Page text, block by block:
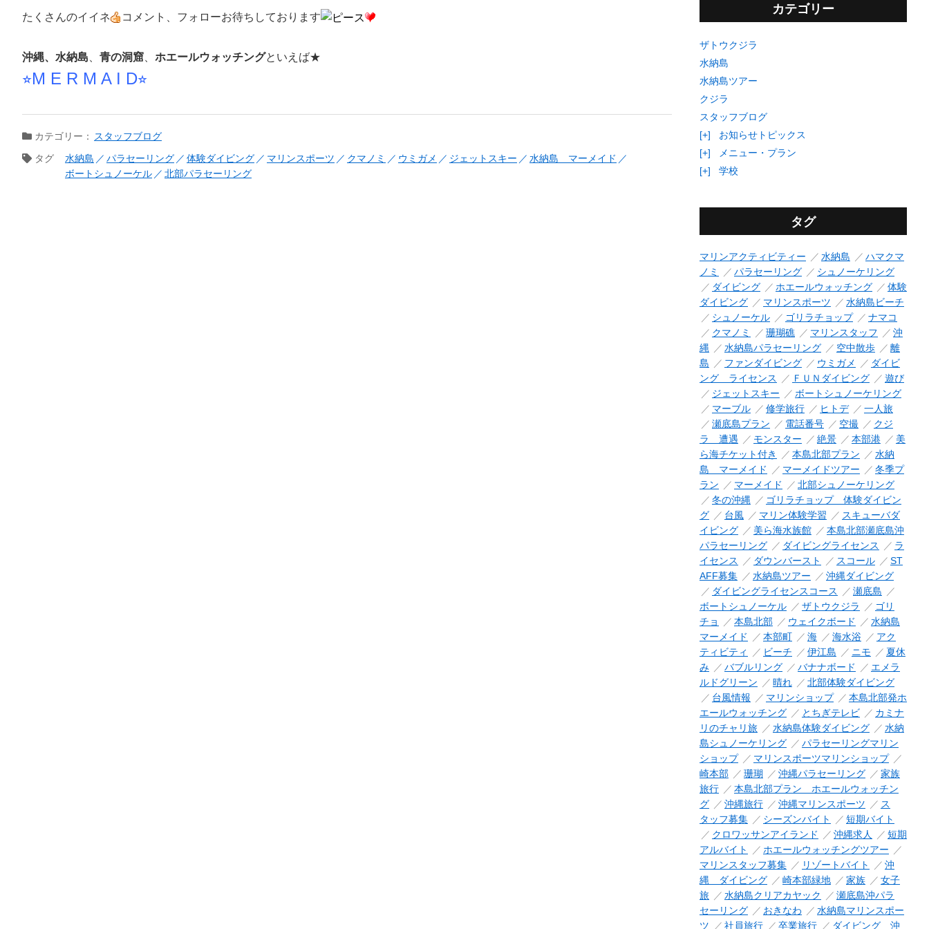
たくさんのイイネ コメント、フォローお待ちしております
沖縄、水納島 青の洞窟 ホエールウォッチングといえば★
⭐︎M E R M A I D⭐︎
カテゴリー：
スタッフブログ
タグ
水納島 パラセーリング 体験ダイビング マリンスポーツ クマノミ ウミガメ ジェットスキー
水納島 マーメイド
ボートシュノーケル
北部パラセーリング
カテゴリー
ザトウクジラ
水納島
水納島ツアー
クジラ
スタッフブログ
[+]
お知らせトピックス
[+]
メニュー・プラン
[+]
学校
タグ
マリンアクティビティー 水納島
ハマクマ
ノミ
パラセーリング
シュノーケリング
ダイビング
ホエールウォッチング
体験
ダイビング
マリンスポーツ
水納島ビーチ
シュノーケル
ゴリラチョップ
ナマコ
クマノミ
珊瑚礁 マリンスタッフ
沖
縄
水納島パラセーリング 空中散歩
離
島
ファンダイビング ウミガメ
ダイビ
ング ライセンス
ＦＵＮダイビング
遊び
ジェットスキー
ボートシュノーケリング
マーブル
修学旅行 ヒトデ
一人旅
瀬底島プラン
電話番号 空撮
クジ
ラ 遭遇
モンスター 絶景 本部港
美
ら海チケット付き
本島北部プラン
水納
島 マーメイド
マーメイドツアー
冬季プ
ラン
マーメイド
北部シュノーケリング
冬の沖縄
ゴリラチョップ 体験ダイビン
グ
台風 マリン体験学習
スキューバダ
イビング
美ら海水族館
本島北部瀬底島沖
パラセーリング
ダイビングライセンス
ラ
イセンス
ダウンバースト スコール
ST
AFF募集
水納島ツアー
沖縄ダイビング
ダイビングライセンスコース
瀬底島
ボートシュノーケル
ザトウクジラ
ゴリ
チョ
本島北部 ウェイクボード
水納島
マーメイド
本部町 海 海水浴
アク
ティビティ
ビーチ 伊江島 ニモ
夏休
み
バブルリング バナナボード
エメラ
ルドグリーン
晴れ
北部体験ダイビング
台風情報
マリンショップ
本島北部発ホ
エールウォッチング
とちぎテレビ
カミナ
リのチャリ旅
水納島体験ダイビング
水納
島シュノーケリング
パラセーリングマリン
ショップ
マリンスポーツマリンショップ
崎本部
珊瑚 沖縄パラセーリング
家族
旅行
本島北部プラン ホエールウォッチン
グ
沖縄旅行 沖縄マリンスポーツ
ス
タッフ募集
シーズンバイト
短期バイト
クロワッサンアイランド
沖縄求人
短期
アルバイト
ホエールウォッチングツアー
マリンスタッフ募集
リゾートバイト
沖
縄 ダイビング
崎本部緑地 家族
女子
旅
水納島クリアカヤック
瀬底島沖パラ
セーリング
おきなわ
水納島マリンスポー
ツ
社員旅行 卒業旅行 ダイビング 沖